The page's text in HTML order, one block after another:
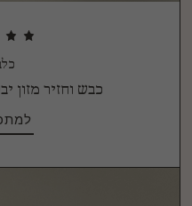
כבש וחזיר מזון